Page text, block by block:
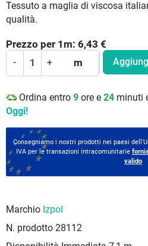
Tessuto a maglia di viscosa
qualità.
Prezzo per 1 m: 6,43 €
- + m
Ordina entro 9 ore e 24 minuti
Oggi!
Consegniamo i nostri prodotti nei paesi
IVA per le transazioni intracomunitarie
valido
Marchio Izpol
N. prodotto 28112